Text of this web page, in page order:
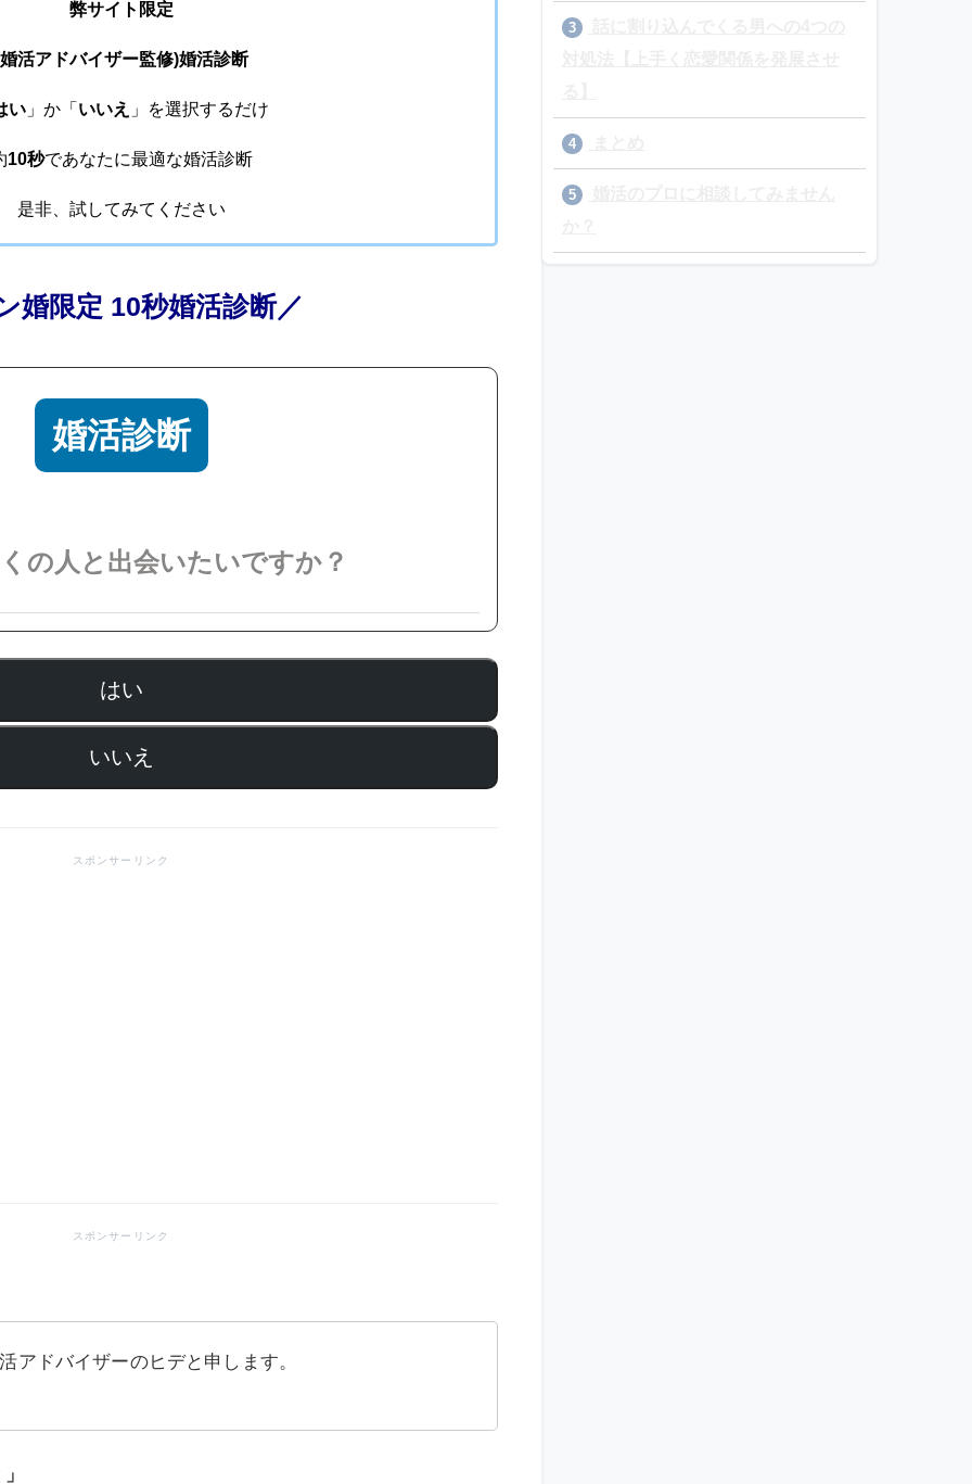
弊サイト限定
活アドバイザー監修)婚活診断
い」か「 いいえ 」を選択するだけ
10秒であなたに最適な婚活診断
是非、試してみてください
婚限定 10秒婚活診断／
婚活診断
の人と出会いたいですか？
はい
いいえ
アドバイザーのヒデと申します。
3
4
5